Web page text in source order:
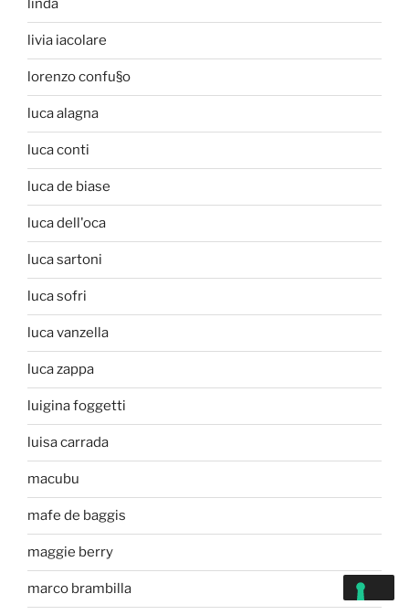
linda
livia iacolare
lorenzo confu§o
luca alagna
luca conti
luca de biase
luca dell'oca
luca sartoni
luca sofri
luca vanzella
luca zappa
luigina foggetti
luisa carrada
macubu
mafe de baggis
maggie berry
marco brambilla